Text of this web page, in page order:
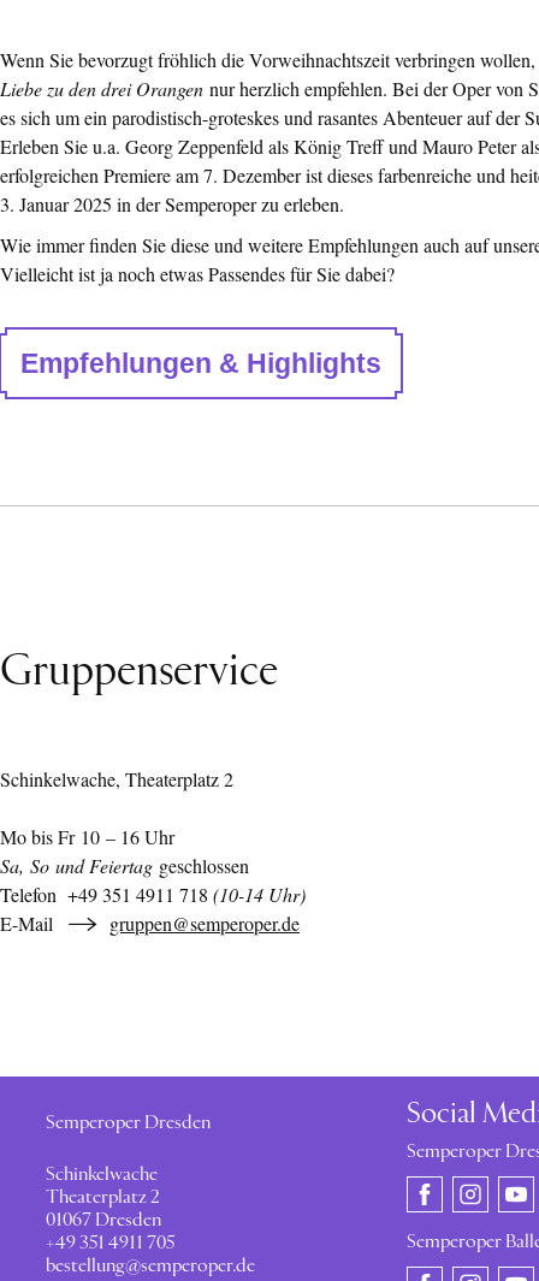
Wenn Sie bevorzugt fröhlich die Vorweihnachtszeit verbringen
Liebe zu den drei Orangen nur herzlich empfehlen. Bei der Oper von
es sich um ein parodistisch-groteskes und rasantes Abenteuer auf der
Erleben Sie u.a. Georg Zeppenfeld als König Treff und Mauro Peter
erfolgreichen Premiere am 7. Dezember ist dieses farbenreiche und
3. Januar 2025 in der Semperoper zu erleben.
Wie immer finden Sie diese und weitere Empfehlungen auch auf
Vielleicht ist ja noch etwas Passendes für Sie dabei?
Empfehlungen & Highlights
Gruppenservice
Schinkelwache, Theaterplatz 2
Mo bis Fr 10 – 16 Uhr
Sa, So und Feiertag geschlossen
Telefon +49 351 4911 718 (10-14 Uhr)
E-Mail
gruppen@semperoper.de
Semperoper Dresden
Schinkelwache
Theaterplatz 2
01067 Dresden
+49 351 4911 705
bestellung@semperoper.de
Social
Semperoper
Semperoper